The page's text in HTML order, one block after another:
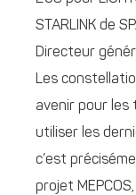
STARLINK de
Directeur
Les
avenir pour les
utiliser les
c’est
projet